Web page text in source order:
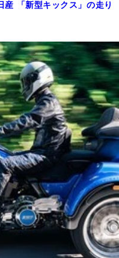
「新型キックス」の走り